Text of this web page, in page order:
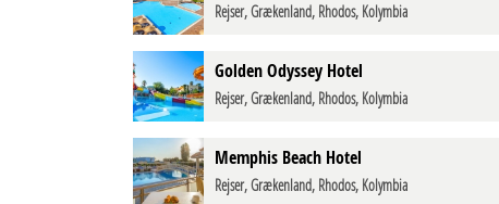
Rejser, Grækenland, Rhodos, Kolymbia
Golden Odyssey Hotel
Rejser, Grækenland, Rhodos, Kolymbia
Memphis Beach Hotel
Rejser, Grækenland, Rhodos, Kolymbia